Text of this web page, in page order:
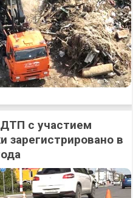
с участием
зарегистрировано в